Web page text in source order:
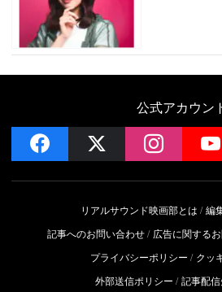
公式アカウン
facebook
リアルサウンド映画部とは
編
記事へのお問い合わせ
広告に関する
プライバシーポリシー
クッ
外部送信ポリシー
記事配